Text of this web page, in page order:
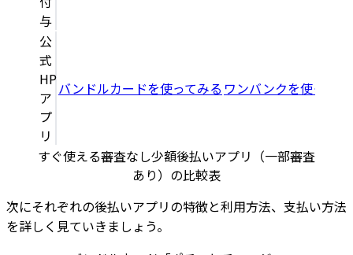
与
公
式
HP
ア
プ
リ
バンドルカードを使ってみる ワンバンクを使って
すぐ使える審査なし少額後払いアプリ（一部審査
あり）の比較表
次にそれぞれの後払いアプリの特徴と利用方法、支払い方法
を詳しく見ていきましょう。